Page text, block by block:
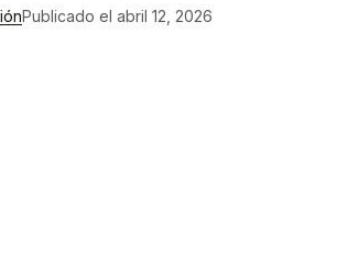
Publicado el abril 12, 2026